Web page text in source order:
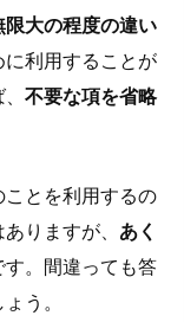
限大の程度の違い
利用することが
不要な項を省略
とを利用するの
りますが、 あく
す。間違っても答
う。